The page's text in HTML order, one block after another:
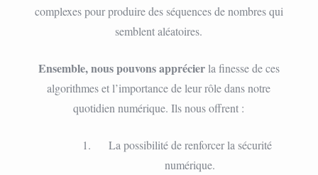
complexes pour produire des séquences de nombres qui
semblent aléatoires.
Ensemble, nous pouvons apprécierla finesse de ces
algorithmes et l’importance de leur rôle dans notre
quotidien numérique. Ils nous offrent :
La possibilité de renforcer la sécurité
numérique.